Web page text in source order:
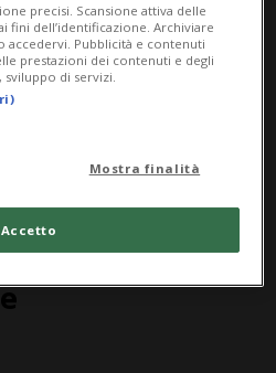
identificate
precisi. Scansione attiva delle
fini dell’identificazione. Archiviare
Pubblicità e contenuti
prestazioni dei contenuti e degli
di servizi.
Mostra finalità
Accetto